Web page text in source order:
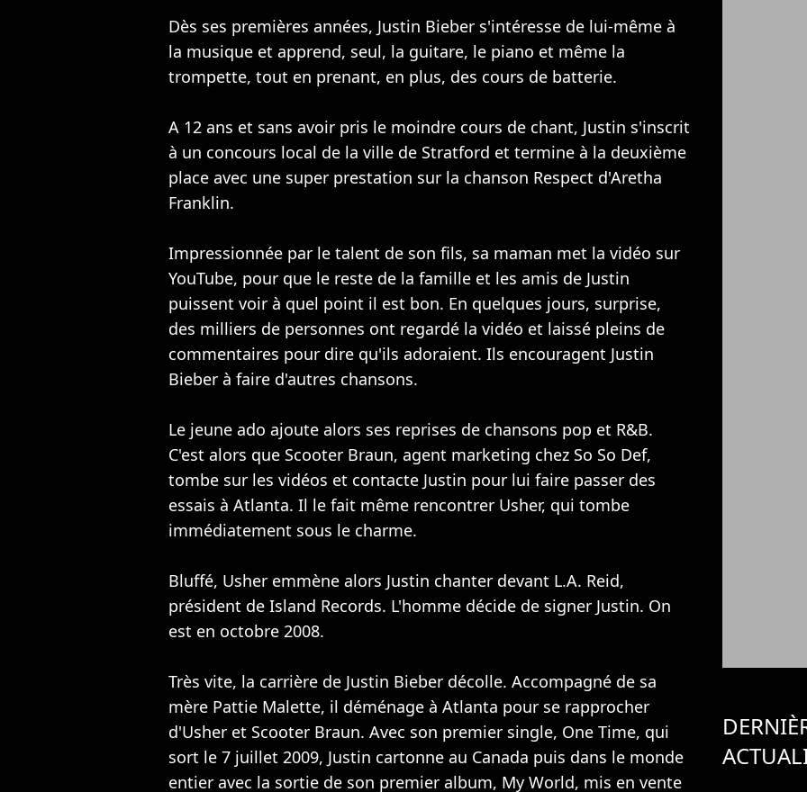
Dès ses premières années, Justin Bieber s'intéresse de lui-même à
la musique et apprend, seul, la guitare, le piano et même la
trompette, tout en prenant, en plus, des cours de batterie.
A 12 ans et sans avoir pris le moindre cours de chant, Justin s'inscrit
à un concours local de la ville de Stratford et termine à la deuxième
place avec une super prestation sur la chanson Respect d'Aretha
Franklin.
Impressionnée par le talent de son fils, sa maman met la vidéo sur
YouTube, pour que le reste de la famille et les amis de Justin
puissent voir à quel point il est bon. En quelques jours, surprise,
des milliers de personnes ont regardé la vidéo et laissé pleins de
commentaires pour dire qu'ils adoraient. Ils encouragent Justin
Bieber à faire d'autres chansons.
Le jeune ado ajoute alors ses reprises de chansons pop et R&B.
C'est alors que Scooter Braun, agent marketing chez So So Def,
tombe sur les vidéos et contacte Justin pour lui faire passer des
essais à Atlanta. Il le fait même rencontrer Usher, qui tombe
immédiatement sous le charme.
Bluffé, Usher emmène alors Justin chanter devant L.A. Reid,
président de Island Records. L'homme décide de signer Justin. On
est en octobre 2008.
Très vite, la carrière de Justin Bieber décolle. Accompagné de sa
mère Pattie Malette, il déménage à Atlanta pour se rapprocher
d'Usher et Scooter Braun. Avec son premier single, One Time, qui
sort le 7 juillet 2009, Justin cartonne au Canada puis dans le monde
entier avec la sortie de son premier album, My World, mis en vente